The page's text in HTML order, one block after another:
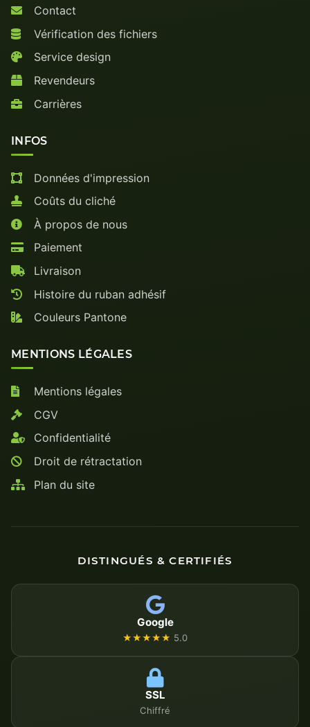
Contact
Vérification des fichiers
Service design
Revendeurs
Carrières
INFOS
Données d'impression
Coûts du cliché
À propos de nous
Paiement
Livraison
Histoire du ruban adhésif
Couleurs Pantone
MENTIONS LÉGALES
Mentions légales
CGV
Confidentialité
Droit de rétractation
Plan du site
DISTINGUÉS & CERTIFIÉS
Google
★★★★★ 5.0
SSL
Chiffré